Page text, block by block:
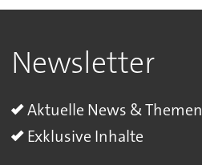
Newsletter
Aktuelle News & Themen
Exklusive Inhalte